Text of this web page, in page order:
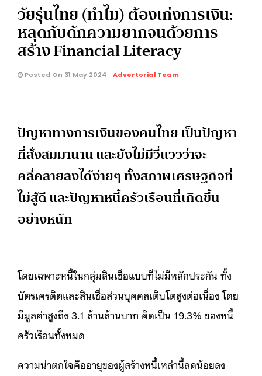
วัยรุ่นไทย (ทำไม) ต้องเก่งการเงิน:
หลุดกับดักความยากจนด้วยการ
สร้าง Financial Literacy
Posted On 31 May 2024 Advertorial Team
ปัญหาทางการเงินของคนไทย เป็นปัญหา
ที่สั่งสมมานาน และยังไม่มีวี่แววว่าจะ
คลี่คลายลงได้ง่ายๆ ทั้งสภาพเศรษฐกิจที่
ไม่สู้ดี และปัญหาหนี้ครัวเรือนที่เกิดขึ้น
อย่างหนัก
โดยเฉพาะหนี้ในกลุ่มสินเชื่อแบบที่ไม่มีหลักประกัน ทั้ง
บัตรเครดิตและสินเชื่อส่วนบุคคลเติบโตสูงต่อเนื่อง โดย
มีมูลค่าสูงถึง 3.1 ล้านล้านบาท คิดเป็น 19.3% ของหนี้
ครัวเรือนทั้งหมด
ความน่าตกใจคืออายุของผู้สร้างหนี้เหล่านี้ลดน้อยลง